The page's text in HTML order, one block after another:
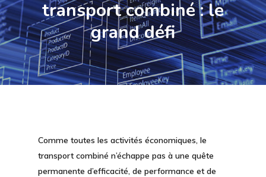
transport combiné : le
grand défi
Comme toutes les activités économiques, le
transport combiné n’échappe pas à une quête
permanente d’efficacité, de performance et de